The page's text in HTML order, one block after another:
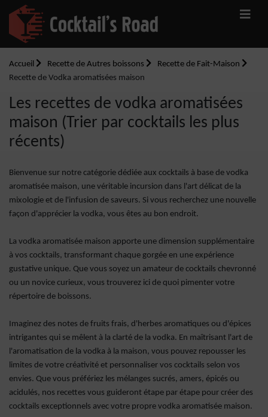
Accueil Recette de Autres boissons
Recette de Fait-Maison
Recette de Vodka aromatisées maison
Les recettes de vodka aromatisées
maison (Trier par cocktails les plus
récents)
Bienvenue sur notre catégorie dédiée aux cocktails à base de vodka
aromatisée maison, une véritable incursion dans l'art délicat de la
mixologie et de l'infusion de saveurs. Si vous recherchez une nouvelle
façon d'apprécier la vodka, vous êtes au bon endroit.
La vodka aromatisée maison apporte une dimension supplémentaire
à vos cocktails, transformant chaque gorgée en une expérience
gustative unique. Que vous soyez un amateur de cocktails chevronné
ou un novice curieux, vous trouverez ici de quoi pimenter votre
répertoire de boissons.
Imaginez des notes de fruits frais, d'herbes aromatiques ou d'épices
intrigantes qui se mêlent à la clarté de la vodka. En maîtrisant l'art de
l'aromatisation de la vodka à la maison, vous pouvez repousser les
limites de votre créativité et personnaliser vos cocktails selon vos
envies. Que vous préfériez les mélanges sucrés, amers, épicés ou
acidulés, nos recettes vous guideront étape par étape pour créer des
cocktails exceptionnels avec votre propre vodka aromatisée maison.